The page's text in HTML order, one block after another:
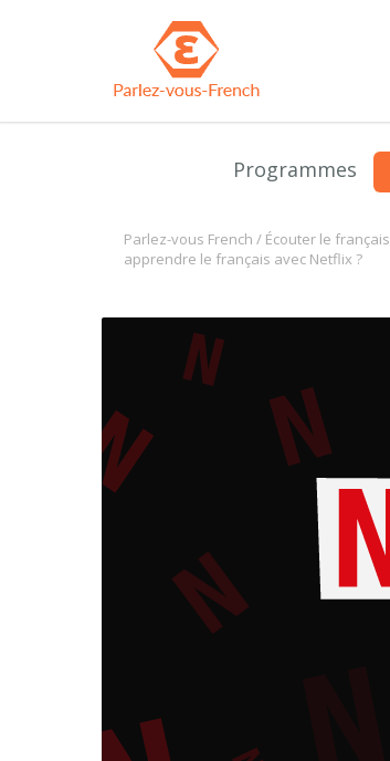
Programmes
Parlez-vous French / Écouter le français
apprendre le français avec Netflix ?